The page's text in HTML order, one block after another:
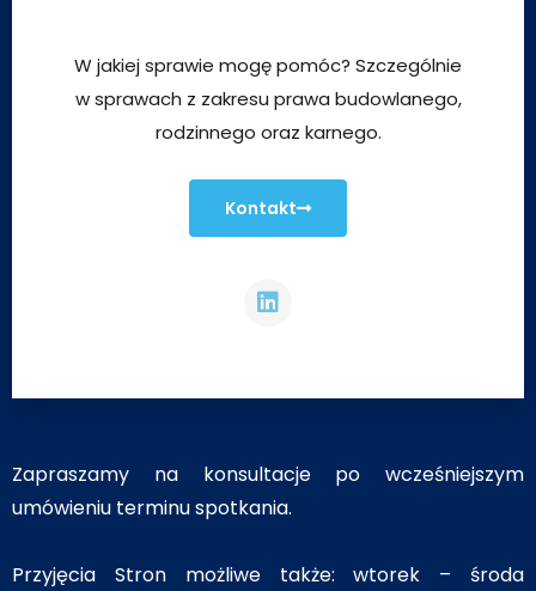
W jakiej sprawie mogę pomóc? Szczególnie
w sprawach z zakresu prawa budowlanego,
rodzinnego oraz karnego.
Kontakt
Zapraszamy na konsultacje po wcześniejszym
umówieniu terminu spotkania.
Przyjęcia Stron możliwe także: wtorek – środa